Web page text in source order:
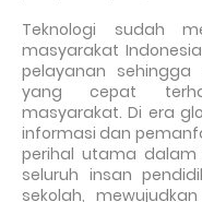
Teknologi sudah
masyarakat
pelayanan sehingga
yang cepat
masyarakat. Di era
informasi dan
perihal utama dalam
seluruh insan
sekolah,